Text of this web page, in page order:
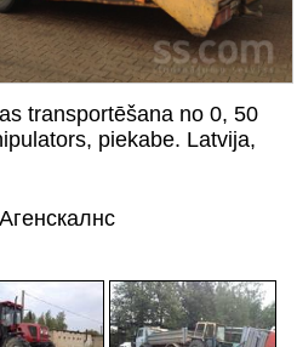
transportēšana no 0, 50
piekabe. Latvija,